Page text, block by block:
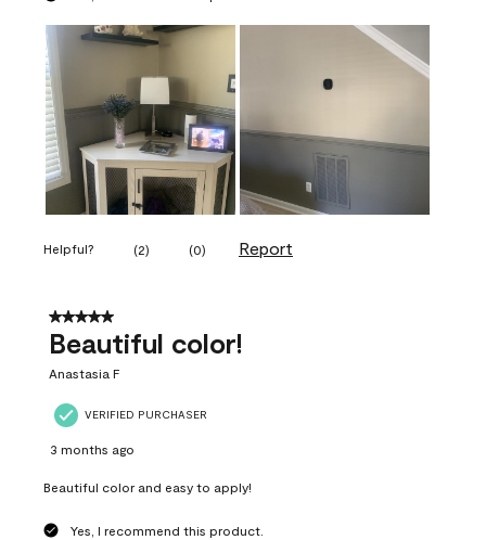
Helpful? (2) (0) Report
5 out of 5 stars.
Beautiful color!
Anastasia F
VERIFIED PURCHASER
3 months ago
Beautiful color and easy to apply!
Yes, I recommend this product.